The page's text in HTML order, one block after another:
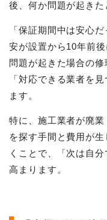
後、何か問題が起きた
「保証期間中は安心
安が設置から10年前
問題が起きた場合の
「対応できる業者を
ます。
特に、施工業者が廃
を探す手間と費用が
くことで、「次は自
高まります。